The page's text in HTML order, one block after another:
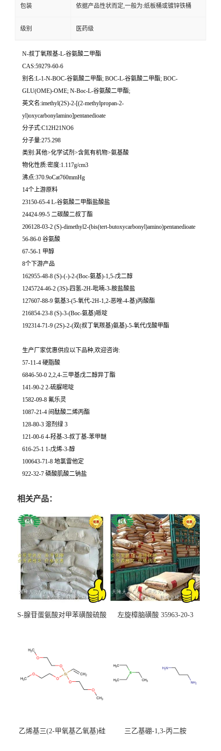
包装 依据产品性状而定,一般为:纸板桶或镀锌铁桶
级别 医药级
N-叔丁氧羰基-L-谷氨酸二甲酯
CAS:59279-60-6
别名:L-1-N-BOC-谷氨酸二甲酯; BOC-L-谷氨酸二甲酯; BOC-
GLU(OME)-OME; N-Boc-L-谷氨酸二甲酯;
英文名:imethyl(2S)-2-[(2-methylpropan-2-
yl)oxycarbonylamino]pentanedioate
分子式:C12H21NO6
分子量:275.298
类别:其他>化学试剂>含氮有机物>氨基酸
物化性质:密度:1.117g/cm3
沸点:370.9oCat760mmHg
14个上游原料
23150-65-4 L-谷氨酸二甲酯盐酸盐
24424-99-5 二碳酸二叔丁酯
206128-03-2 (S)-dimethyl2-(bis(tert-butoxycarbonyl)amino)pentanedioate
56-86-0 谷氨酸
67-56-1 甲醇
8个下游产品
162955-48-8 (S)-(-)-2-(Boc-氨基)-1,5-戊二醇
1245724-46-2 (3S)-四氢-2H-吡喃-3-胺盐酸盐
127607-88-9 氨基3-(5-氧代-2H-1,2-恶唑-4-基)丙酸酯
216854-23-8 (S)-3-(Boc-氨基)哌啶
192314-71-9 (2S)-2-(双(叔丁氧羰基)氨基)-5-氧代戊酸甲酯
生产厂家优惠供应以下品种,欢迎咨询:
57-11-4 硬脂酸
6846-50-0 2,2,4-三甲基戊二醇异丁酯
141-90-2 2-硫脲嘧啶
1582-09-8 氟乐灵
1087-21-4 间酞酸二烯丙酯
128-80-3 溶剂绿 3
121-00-6 4-羟基-3-叔丁基-苯甲醚
616-25-1 1-戊烯-3-醇
100643-71-8 地氯雷他定
922-32-7 磷酸肌酸二钠盐
相关产品：
S-腺苷蛋氨酸对甲苯磺酸硫酸
左旋樟脑磺酸 35963-20-3
乙烯基三(2-甲氧基乙氧基)硅
三乙基硼-1,3-丙二胺